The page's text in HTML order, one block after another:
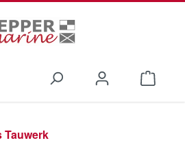
Tauwerk